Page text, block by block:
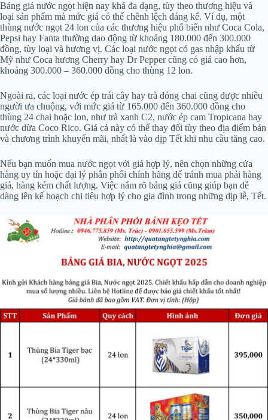
Bảng giá nước ngọt hiện nay khá đa dạng, tùy theo thương hiệu và
loại sản phẩm mà mức giá có thể chênh lệch đáng kể. Ví dụ, một
thùng nước ngọt 24 lon của các thương hiệu phổ biến như Coca Cola,
Pepsi hay Fanta thường dao động từ khoảng 180.000 đến 300.000
đồng, tùy loại và hương vị. Các loại nước ngọt có gas nhập khẩu từ
Mỹ như Coca hương Cherry hay Dr Pepper cũng có giá cao hơn,
khoảng 300.000 – 360.000 đồng cho thùng 12 lon.
Ngoài ra, các loại nước ép trái cây hay trà đóng chai cũng được nhiều
người ưa chuộng, với mức giá từ 165.000 đến 360.000 đồng cho
thùng 24 chai hoặc lon, như trà xanh C2, nước ép cam Tropicana hay
nước dừa Coco Rico. Giá cả này có thể thay đổi tùy theo địa điểm bán
và chương trình khuyến mãi, nhất là vào dịp Tết khi nhu cầu tăng cao.
Nếu bạn muốn mua nước ngọt với giá hợp lý, nên chọn những cửa
hàng uy tín hoặc đại lý phân phối chính hãng để tránh mua phải hàng
giả, hàng kém chất lượng. Việc nắm rõ bảng giá cũng giúp bạn dễ
dàng lên kế hoạch chi tiêu hợp lý cho gia đình trong những dịp lễ, Tết.